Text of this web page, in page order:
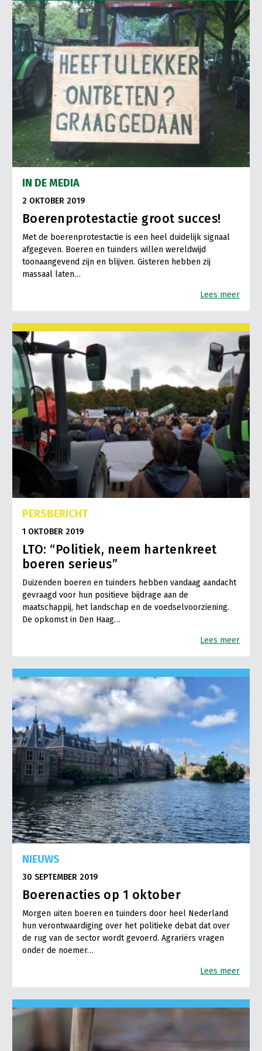
Konijnenhouderij
Melkveehouderij
Paardenhouderij
Pluimveehouderij
Schapenhouderij
Varkenshouderij
Vleesveehouderij
Bollenteelt
Bomen, vaste planten en zomerbloemen
Fruitteelt
Glastuinbouw
Paddenstoelen
Vollegrondsgroente
Vrouw en Bedrijf
Nieuws
Nieuwsabonnement
Webinars
Over LTO
LTO Nederland
Mensen
Bestuur en Directie
Medewerkers
Vakgroepbestuurders
Jaarverslag 2023
Vacatures
Pers
Contact
IN DE MEDIA
2 OKTOBER 2019
Boerenprotestactie groot succes!
Met de boerenprotestactie is een heel duidelijk signaal
afgegeven. Boeren en tuinders willen wereldwijd
toonaangevend zijn en blijven. Gisteren hebben zij
massaal laten…
Lees meer
PERSBERICHT
1 OKTOBER 2019
LTO: “Politiek, neem hartenkreet
boeren serieus”
Duizenden boeren en tuinders hebben vandaag aandacht
gevraagd voor hun positieve bijdrage aan de
maatschappij, het landschap en de voedselvoorziening.
De opkomst in Den Haag…
Lees meer
NIEUWS
30 SEPTEMBER 2019
Boerenacties op 1 oktober
Morgen uiten boeren en tuinders door heel Nederland
hun verontwaardiging over het politieke debat dat over
de rug van de sector wordt gevoerd. Agrariërs vragen
onder de noemer…
Lees meer